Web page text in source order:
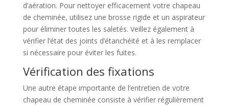
d’aération. Pour nettoyer efficacement votre chapeau
de cheminée, utilisez une brosse rigide et un aspirateur
pour éliminer toutes les saletés. Veillez également à
vérifier l’état des joints d’étanchéité et à les remplacer
si nécessaire pour éviter les fuites.
Vérification des fixations
Une autre étape importante de l’entretien de votre
chapeau de cheminée consiste à vérifier régulièrement